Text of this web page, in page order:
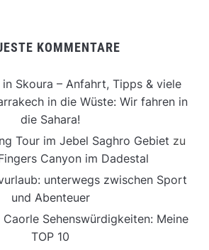
KOMMENTARE
Skoura – Anfahrt, Tipps & viele
in die Wüste: Wir fahren in
die Sahara!
Tour im Jebel Saghro Gebiet zu
Canyon im Dadestal
unterwegs zwischen Sport
und Abenteuer
Caorle Sehenswürdigkeiten: Meine
TOP 10